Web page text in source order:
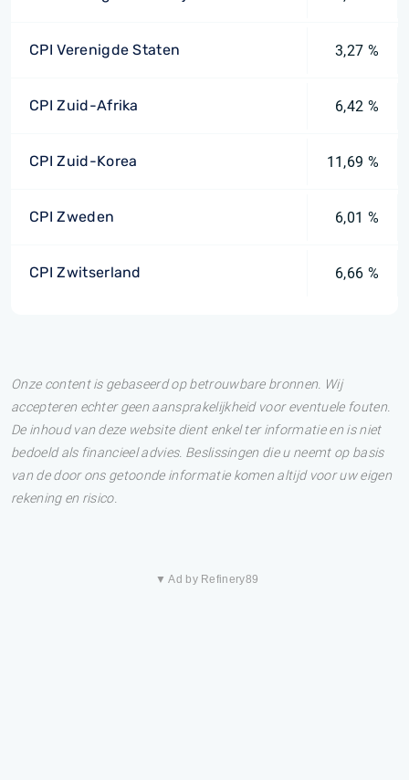
CPI Verenigde Staten 3,27 %
CPI Zuid-Afrika 6,42 %
CPI Zuid-Korea 11,69 %
CPI Zweden 6,01 %
CPI Zwitserland 6,66 %
Onze content is gebaseerd op betrouwbare bronnen. Wij
accepteren echter geen aansprakelijkheid voor eventuele fouten.
De inhoud van deze website dient enkel ter informatie en is niet
bedoeld als financieel advies. Beslissingen die u neemt op basis
van de door ons getoonde informatie komen altijd voor uw eigen
rekening en risico.
▼ Ad by Refinery89